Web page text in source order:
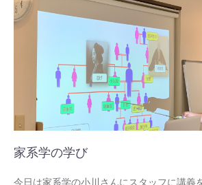
家系学の学び
今日は家系学の小川さんにスタッフに講義